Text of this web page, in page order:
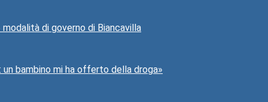
di governo di Biancavilla
bambino mi ha offerto della droga»